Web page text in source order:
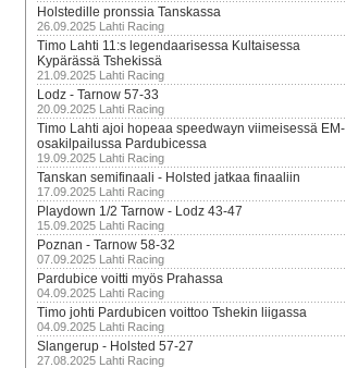
Holstedille pronssia Tanskassa
26.09.2025 Lahti Racing
Timo Lahti 11:s legendaarisessa Kultaisessa
Kypärässä Tshekissä
21.09.2025 Lahti Racing
Lodz - Tarnow 57-33
20.09.2025 Lahti Racing
Timo Lahti ajoi hopeaa speedwayn viimeisessä EM-
osakilpailussa Pardubicessa
19.09.2025 Lahti Racing
Tanskan semifinaali - Holsted jatkaa finaaliin
17.09.2025 Lahti Racing
Playdown 1/2 Tarnow - Lodz 43-47
15.09.2025 Lahti Racing
Poznan - Tarnow 58-32
07.09.2025 Lahti Racing
Pardubice voitti myös Prahassa
04.09.2025 Lahti Racing
Timo johti Pardubicen voittoo Tshekin liigassa
04.09.2025 Lahti Racing
Slangerup - Holsted 57-27
27.08.2025 Lahti Racing